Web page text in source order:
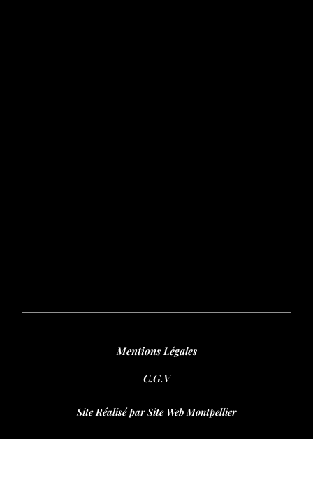
Site Réalisé par Site Web Montpellier
Mentions Légales
C.G.V